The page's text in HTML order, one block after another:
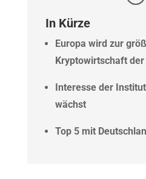
In Kürze
Europa wird zur
Kryptowirtschaft der
Interesse der
wächst
Top 5 mit